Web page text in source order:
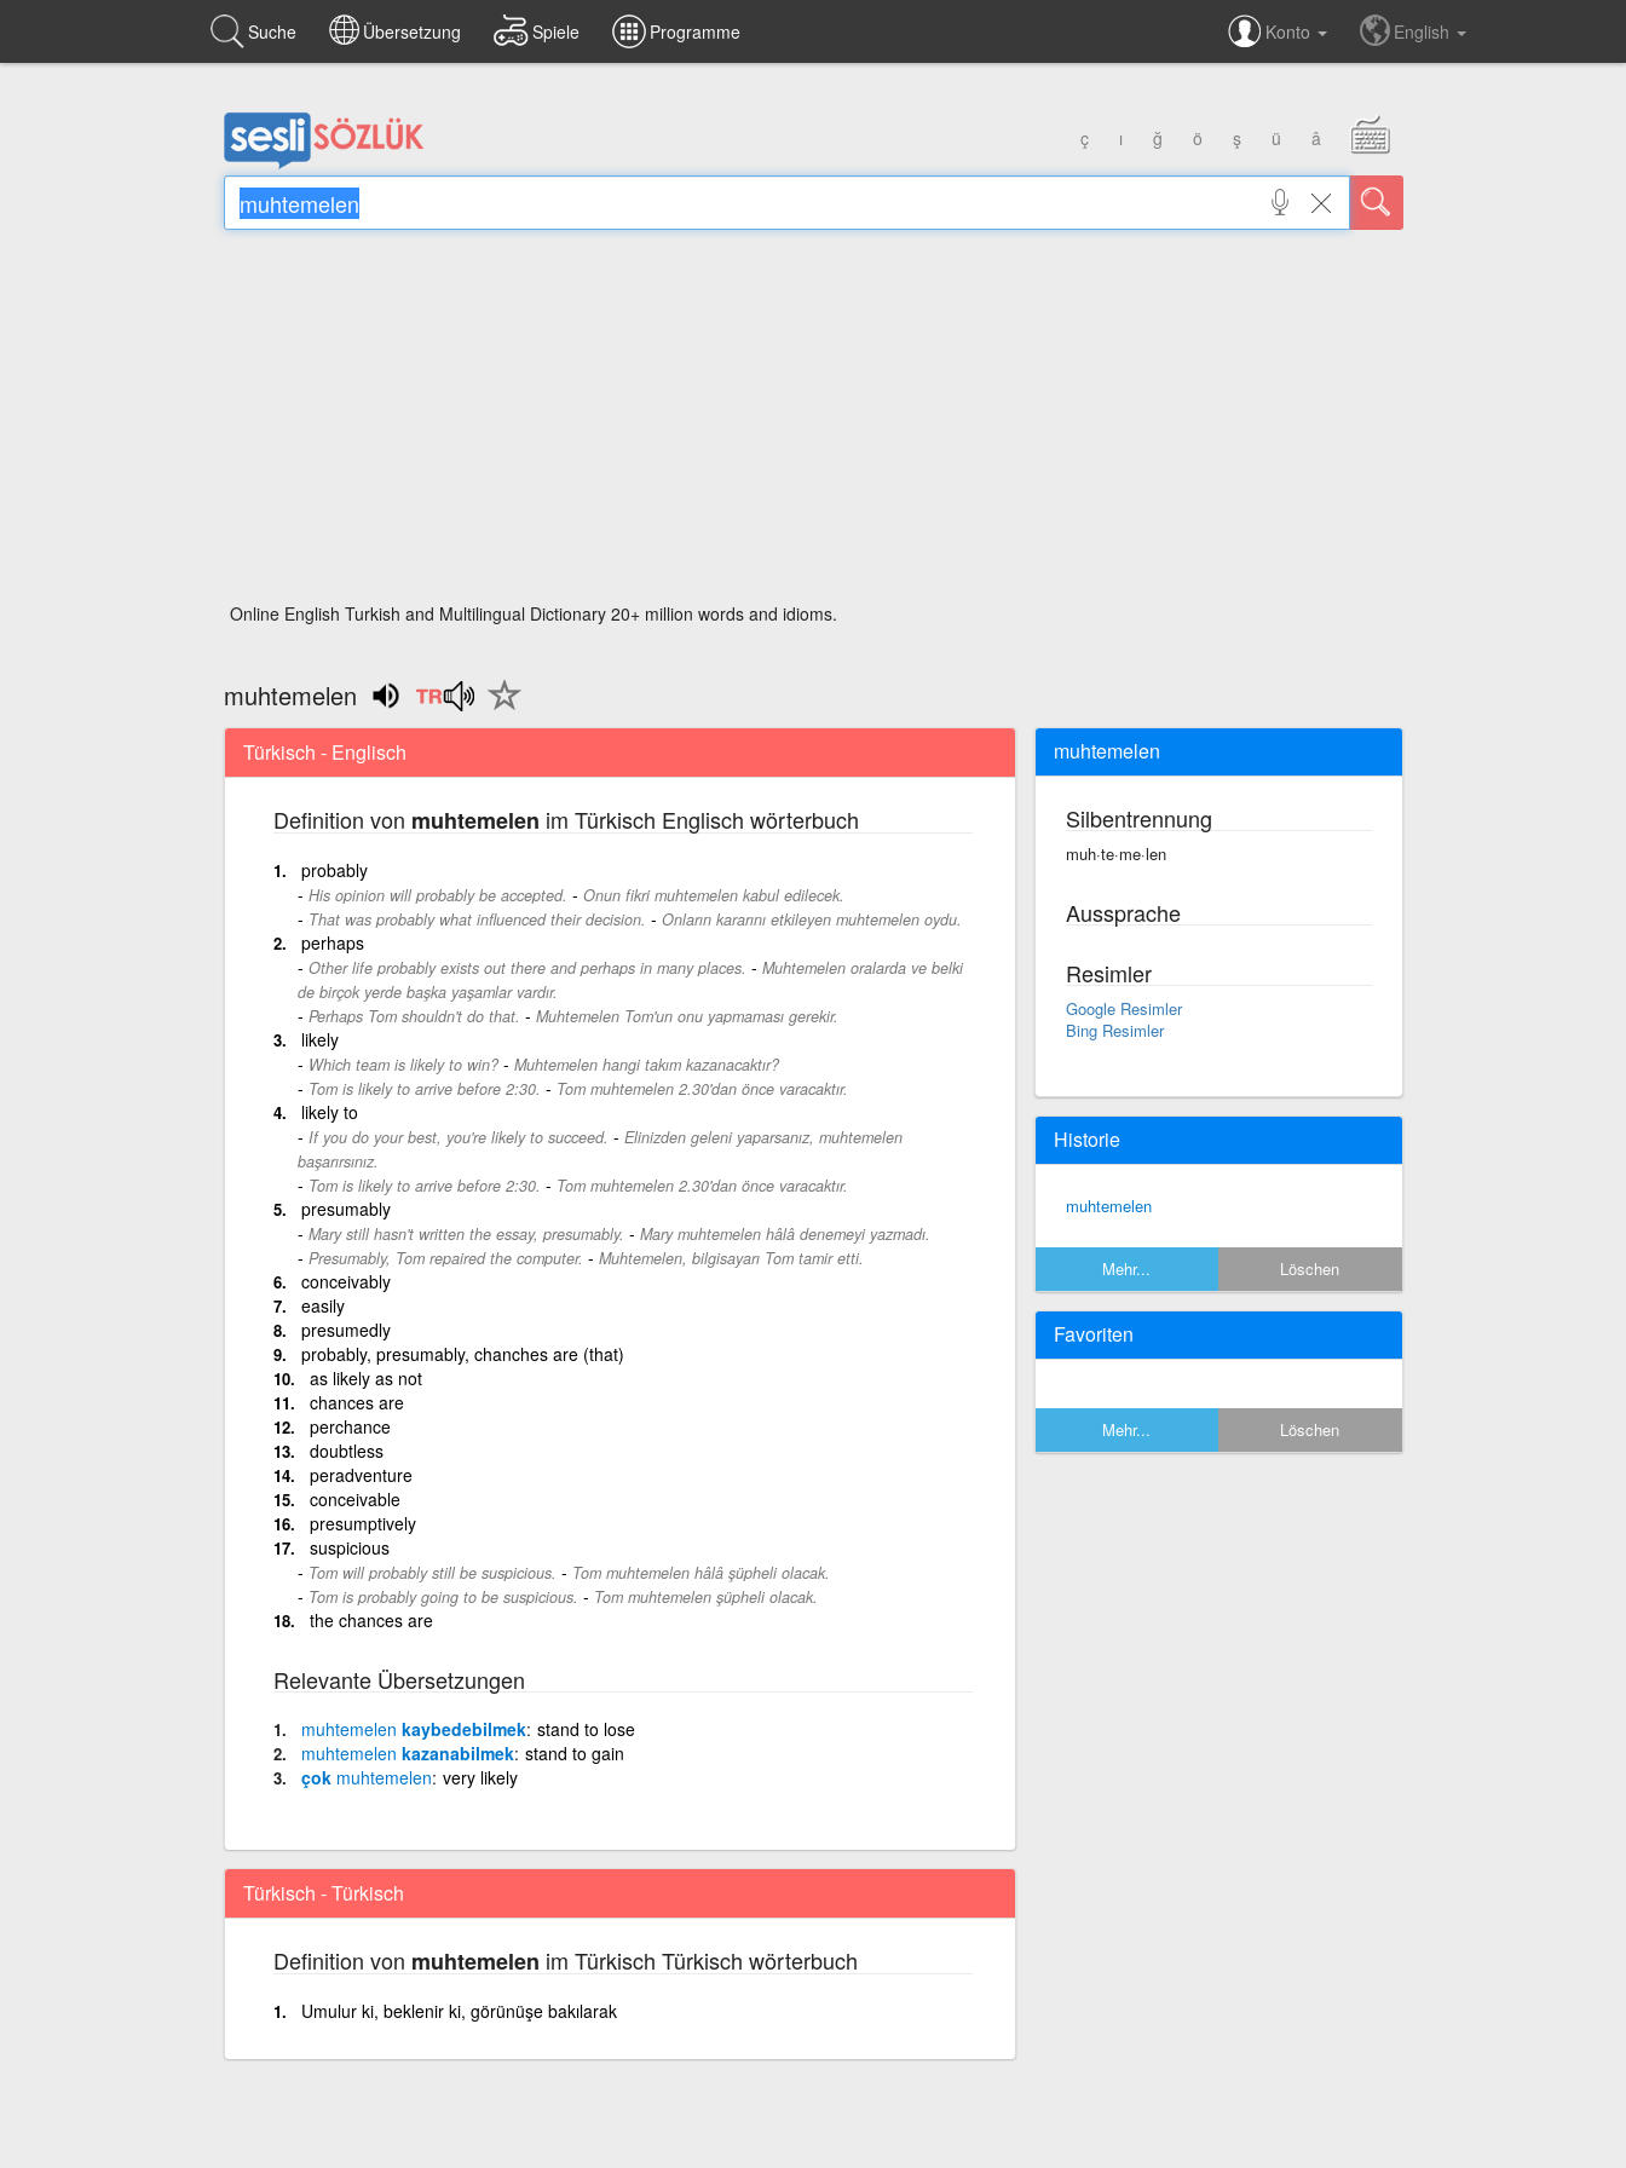
Suche Übersetzung Spiele Programme Konto English
ç ı ğ ö ş ü â
Online English Turkish and Multilingual Dictionary 20+ million words and idioms.
muhtemelen
Türkisch - Englisch
Definition von muhtemelen im Türkisch Englisch wörterbuch
probably
His opinion will probably be accepted. - Onun fikri muhtemelen kabul edilecek.
That was probably what influenced their decision. - Onların kararını etkileyen muhtemelen oydu.
perhaps
Other life probably exists out there and perhaps in many places. - Muhtemelen oralarda ve belki
de birçok yerde başka yaşamlar vardır.
Perhaps Tom shouldn't do that. - Muhtemelen Tom'un onu yapmaması gerekir.
likely
Which team is likely to win?- Muhtemelen hangi takım kazanacaktır?
Tom is likely to arrive before 2:30. - Tom muhtemelen 2.30'dan önce varacaktır.
likely to
If you do your best, you're likely to succeed. - Elinizden geleni yaparsanız, muhtemelen
başarırsınız.
Tom is likely to arrive before 2:30. - Tom muhtemelen 2.30'dan önce varacaktır.
presumably
Mary still hasn't written the essay, presumably. - Mary muhtemelen hâlâ denemeyi yazmadı.
Presumably, Tom repaired the computer. - Muhtemelen, bilgisayarı Tom tamir etti.
conceivably
easily
presumedly
probably, presumably, chanches are (that)
as likely as not
chances are
perchance
doubtless
peradventure
conceivable
presumptively
suspicious
Tom will probably still be suspicious. - Tom muhtemelen hâlâ şüpheli olacak.
Tom is probably going to be suspicious. - Tom muhtemelen şüpheli olacak.
the chances are
Relevante Übersetzungen
muhtemelen kaybedebilmek stand to lose
muhtemelen kazanabilmek stand to gain
çok muhtemelen very likely
Türkisch - Türkisch
Definition von muhtemelen im Türkisch Türkisch wörterbuch
Umulur ki, beklenir ki, görünüşe bakılarak
muhtemelen
Silbentrennung
muh·te·me·len
Aussprache
Resimler
Google Resimler
Bing Resimler
Historie
muhtemelen
Mehr... Löschen
Favoriten
Mehr... Löschen